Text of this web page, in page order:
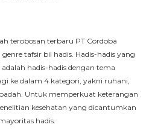
terobosan terbaru PT Cordoba
tafsir bil hadis. Hadis-hadis yang
hadis-hadis dengan tema
ke dalam 4 kategori, yakni ruhani,
Untuk memperkuat keterangan
kesehatan yang dicantumkan
hadis.